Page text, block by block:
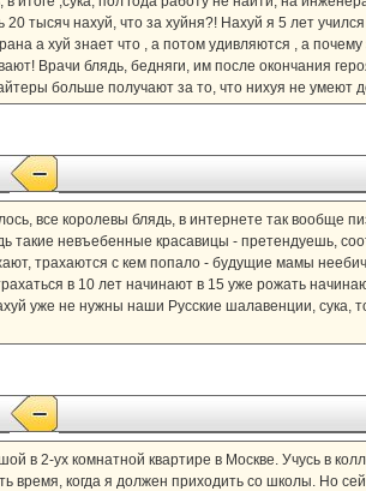
тысяч нахуй, что за хуйня?! Нахуй я 5 лет
а хуй знает что , а потом удивляются , а
Врачи блядь, бедняги, им после окончания
больше получают за то, что нихуя не умеют
все королевы блядь, в интернете так вообще
такие невъебенные красавицы - претендуешь,
трахаются с кем попало - будущие мамы
в 10 лет начинают в 15 уже рожать
уже не нужны наши Русские шалавенции, сука,
в 2-ух комнатной квартире в Москве. Учусь в
время, когда я должен приходить со школы. Но